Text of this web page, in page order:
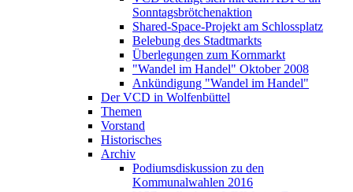
Sonntagsbrötchenaktion
Shared-Space-Projekt am Schlossplatz
Belebung des Stadtmarkts
Überlegungen zum Kornmarkt
"Wandel im Handel" Oktober 2008
Ankündigung "Wandel im Handel"
Der VCD in Wolfenbüttel
Themen
Vorstand
Historisches
Archiv
Podiumsdiskussion zu den
Kommunalwahlen 2016